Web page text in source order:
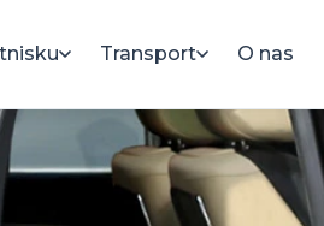
Transport O nas